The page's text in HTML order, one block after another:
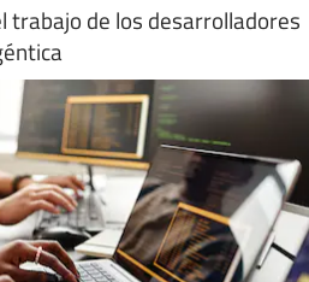
trabajo de los desarrolladores